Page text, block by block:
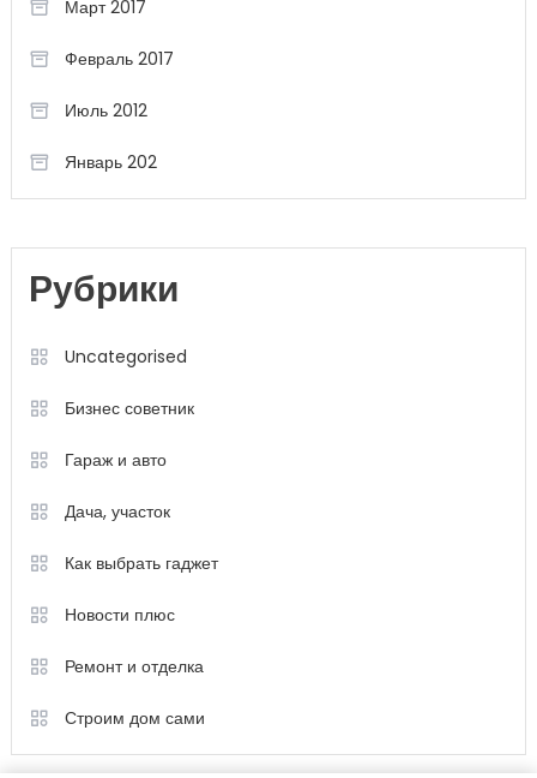
Март 2017
Февраль 2017
Июль 2012
Январь 202
Рубрики
Uncategorised
Бизнес советник
Гараж и авто
Дача, участок
Как выбрать гаджет
Новости плюс
Ремонт и отделка
Строим дом сами